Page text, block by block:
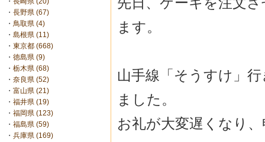
・ 長野県 (67)
・ 鳥取県 (4)
・ 島根県 (11)
・ 東京都 (668)
・ 徳島県 (9)
・ 栃木県 (68)
・ 奈良県 (52)
・ 富山県 (21)
・ 福井県 (19)
・ 福岡県 (123)
・ 福島県 (59)
・ 兵庫県 (169)
ます。
山手線「そうすけ」
ました。
お礼が大変遅くなり